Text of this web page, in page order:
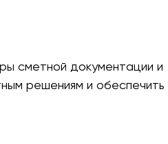
сметной документации и
решениям и обеспечить